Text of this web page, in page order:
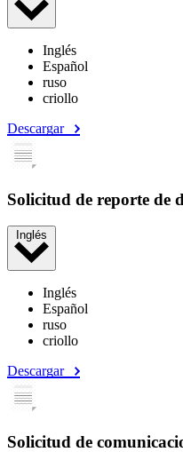
Inglés
Español
ruso
criollo
Descargar
Solicitud de reporte de
Inglés
Inglés
Español
ruso
criollo
Descargar
Solicitud de